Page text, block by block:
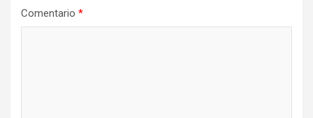
Comentario *